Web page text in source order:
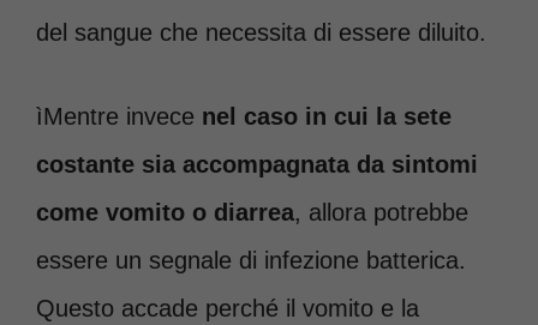
del sangue che necessita di essere diluito.
ìMentre invece nel caso in cui la sete
costante sia accompagnata da sintomi
come vomito o diarrea, allora potrebbe
essere un segnale di infezione batterica.
Questo accade perché il vomito e la